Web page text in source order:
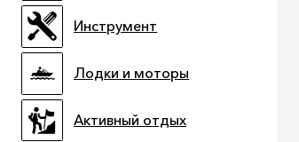
Инструмент
Лодки и моторы
Активный отдых